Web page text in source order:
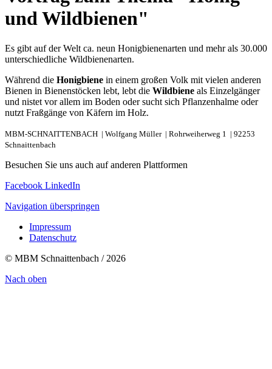
und Wildbienen"
Es gibt auf der Welt ca. neun Honigbienenarten und mehr als 30.000
unterschiedliche Wildbienenarten.
Während die Honigbiene in einem großen Volk mit vielen anderen
Bienen in Bienenstöcken lebt, lebt die Wildbiene als Einzelgänger
und nistet vor allem im Boden oder sucht sich Pflanzenhalme oder
nutzt Fraßgänge von Käfern im Holz.
MBM-SCHNAITTENBACH | Wolfgang Müller | Rohrweiherweg 1 | 92253
Schnaittenbach
Besuchen Sie uns auch auf anderen Plattformen
Facebook LinkedIn
Navigation überspringen
Impressum
Datenschutz
© MBM Schnaittenbach / 2026
Nach oben